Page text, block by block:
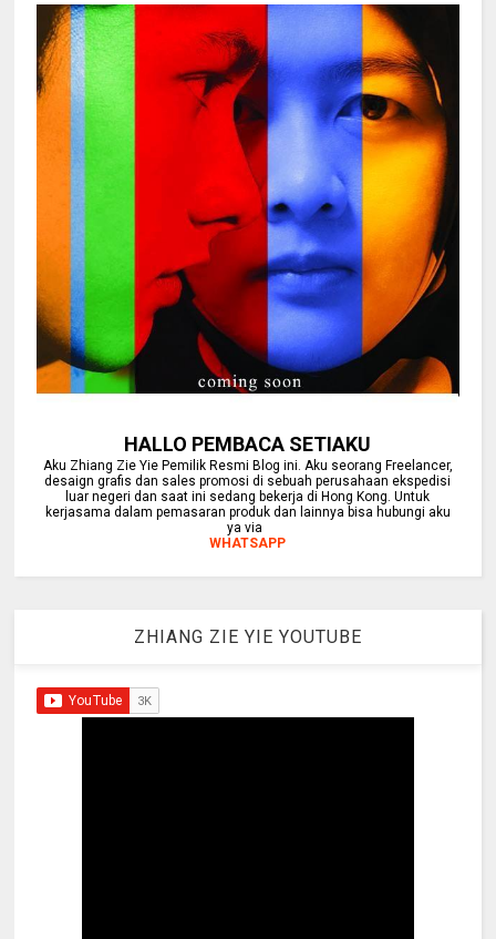
HALLO PEMBACA SETIAKU
Aku Zhiang Zie Yie Pemilik Resmi Blog ini. Aku seorang Freelancer,
desaign grafis dan sales promosi di sebuah perusahaan ekspedisi
luar negeri dan saat ini sedang bekerja di Hong Kong. Untuk
kerjasama dalam pemasaran produk dan lainnya bisa hubungi aku
ya via
WHATSAPP
ZHIANG ZIE YIE YOUTUBE